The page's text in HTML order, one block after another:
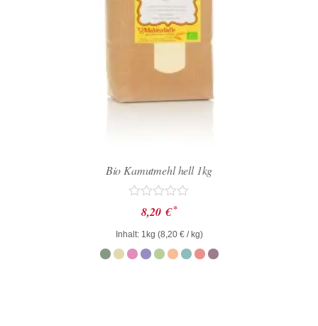
Bio Kamutmehl hell 1kg
Bewertet
mit
0
von
5
8,20 € *
Inhalt: 1kg (8,20 €/ kg)